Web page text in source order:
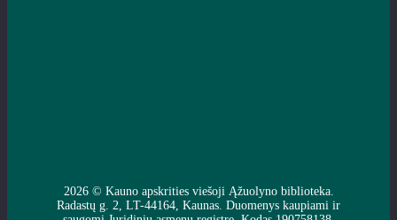
2026 © Kauno apskrities viešoji Ąžuolyno biblioteka.
Radastų g. 2, LT-44164, Kaunas. Duomenys kaupiami ir